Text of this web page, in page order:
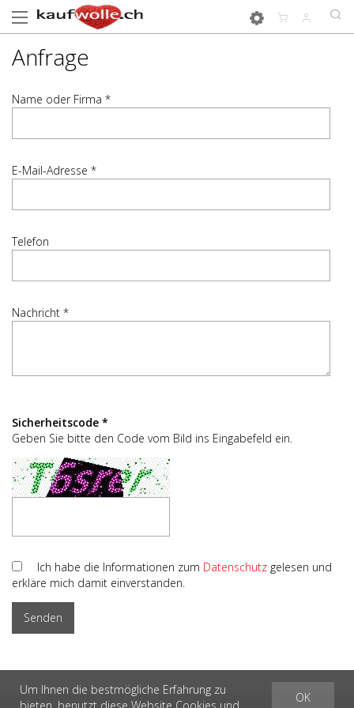
Anfrage
Name oder Firma *
E-Mail-Adresse *
Telefon
Nachricht *
Sicherheitscode *
Geben Sie bitte den Code vom Bild ins Eingabefeld ein.
Ich habe die Informationen zum Datenschutz gelesen und
erkläre mich damit einverstanden.
OK
Um Ihnen die bestmögliche Erfahrung zu